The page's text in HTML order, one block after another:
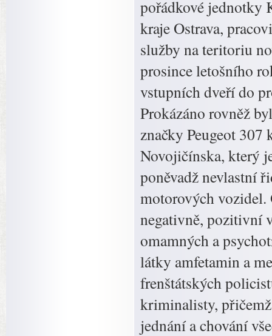
pořádkové jednotky
kraje Ostrava,
služby na teritoriu
prosince letošního
vstupních dveří do
Prokázáno rovněž
značky Peugeot
Novojičínska, který
poněvadž nevlastní
motorových vozidel.
negativně, pozitivní
omamných a
látky amfetamin a
frenštátských
kriminalisty,
jednání a chování